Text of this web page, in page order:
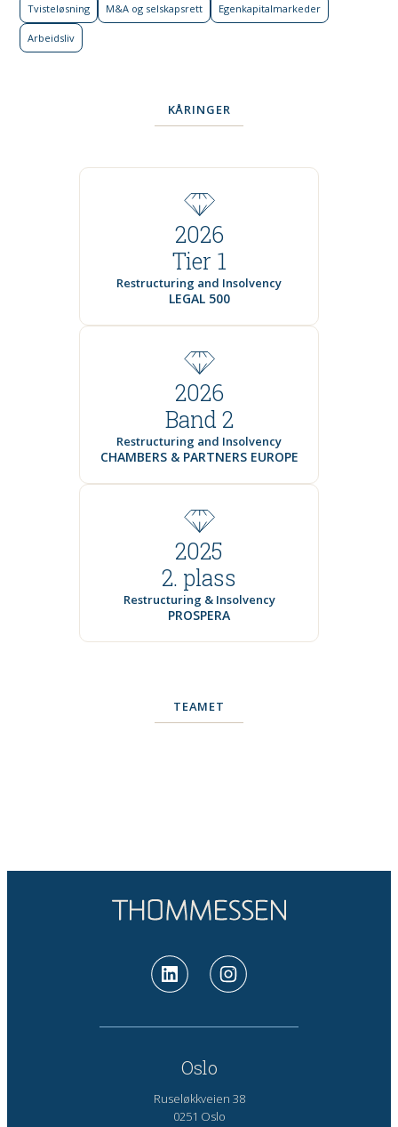
Tviste­løsning M&A og selskapsrett Egenkapital­markeder
Arbeidsliv
KÅRINGER
2026
Tier 1
Restructuring and Insolvency
LEGAL 500
2026
Band 2
Restructuring and Insolvency
CHAMBERS & PARTNERS EUROPE
2025
2. plass
Restructuring & Insolvency
PROSPERA
TEAMET
Oslo
Ruseløkkveien 38
0251 Oslo